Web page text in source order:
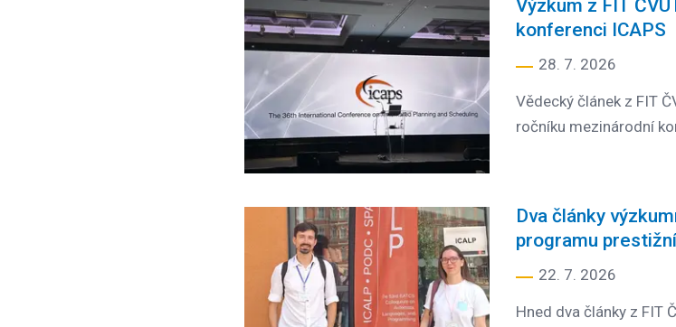
Výzkum z FIT
konferenci ICAPS
28. 7. 2026
Vědecký článek z FIT
ročníku mezinárodní
Dva články
programu
22. 7. 2026
Hned dva články z FIT